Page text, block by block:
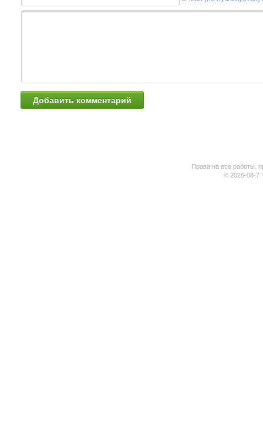
Права на все работы,
© 2026-08-7